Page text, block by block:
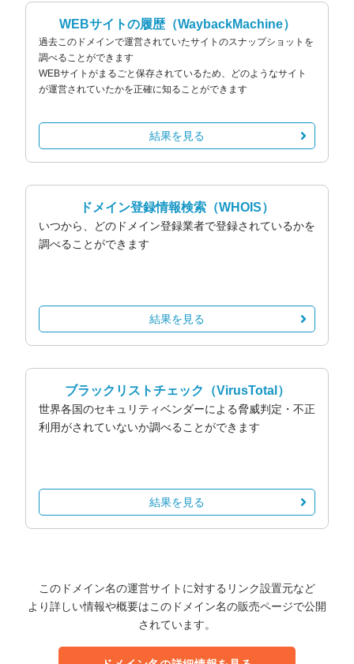
WEBサイトの履歴（WaybackMachine）
過去このドメインで運営されていたサイトのスナップショットを
調べることができます
WEBサイトがまるごと保存されているため、どのようなサイト
が運営されていたかを正確に知ることができます
結果を見る
ドメイン登録情報検索 （WHOIS）
いつから、どのドメイン登録業者で登録されているかを
調べることができます
結果を見る
ブラックリストチェック （VirusTotal）
世界各国のセキュリティベンダーによる脅威判定・不正
利用がされていないか調べることができます
結果を見る
このドメイン名の運営サイトに対するリンク設置元など
より詳しい情報や概要はこのドメイン名の販売ページで公開
されています。